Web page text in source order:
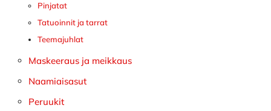
Pinjatat
Tatuoinnit ja tarrat
Teemajuhlat
Maskeeraus ja meikkaus
Naamiaisasut
Peruukit